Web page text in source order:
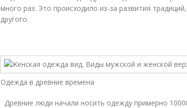
много раз. Это происходило из-за развития
другого.
Одежда в древние времена
Древние люди начали носить одежду примерно